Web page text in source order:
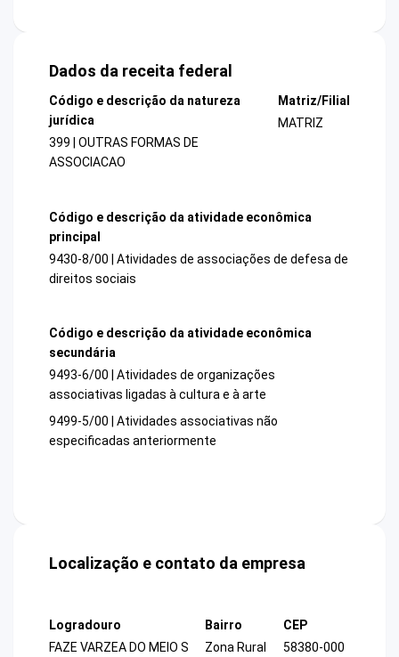
Dados da receita federal
Código e descrição da natureza
jurídica
399 | OUTRAS FORMAS DE
ASSOCIACAO
Matriz/Filial
MATRIZ
Código e descrição da atividade econômica
principal
9430-8/00 | Atividades de associações de defesa de
direitos sociais
Código e descrição da atividade econômica
secundária
9493-6/00 | Atividades de organizações
associativas ligadas à cultura e à arte
9499-5/00 | Atividades associativas não
especificadas anteriormente
Localização e contato da empresa
Logradouro
FAZE VARZEA DO MEIO S
Bairro
Zona Rural
CEP
58380-000